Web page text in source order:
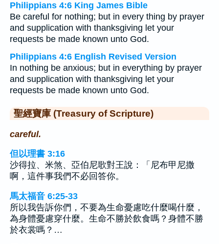
Philippians 4:6 King James Bible
Be careful for nothing; but in every thing by prayer
and supplication with thanksgiving let your
requests be made known unto God.
Philippians 4:6 English Revised Version
In nothing be anxious; but in everything by prayer
and supplication with thanksgiving let your
requests be made known unto God.
聖經寶庫 (Treasury of Scripture)
careful.
但以理書 3:16
沙得拉、米煞、亞伯尼歌對王說：「尼布甲尼撒
啊，這件事我們不必回答你。
馬太福音 6:25-33
所以我告訴你們，不要為生命憂慮吃什麼喝什麼，
為身體憂慮穿什麼。生命不勝於飲食嗎？身體不勝
於衣裳嗎？…